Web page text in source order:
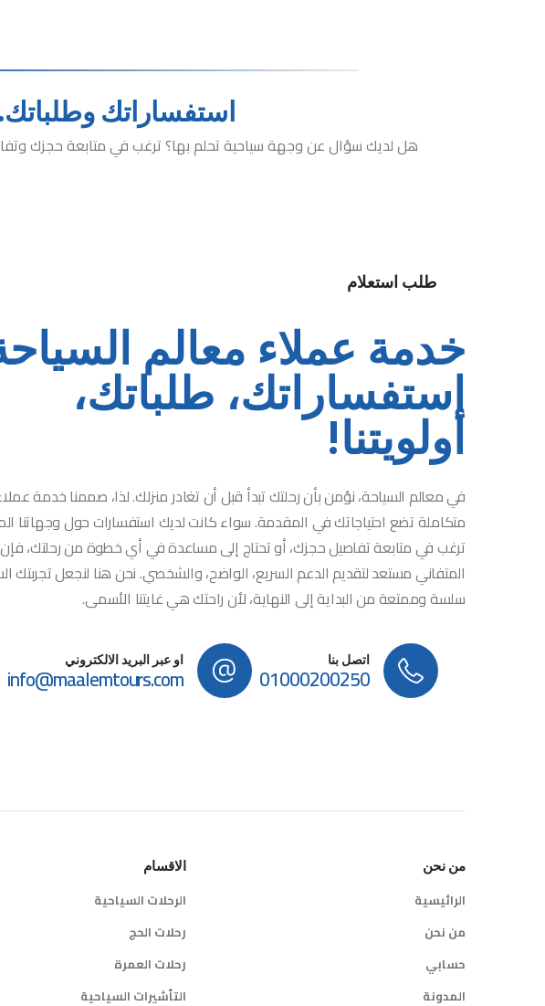
استفساراتك
هل لديك سؤال عن وجهة سياحية تحلم بها؟ ترغب في متابعة حجزك
طلب استعلام
خدمة عملاء معالم
استفساراتك، طلباتك،
أولويتنا!
في معالم السياحة، نؤمن بأن رحلتك تبدأ قبل أن تغادر منزلك. لذا، صممنا خدمة
متكاملة تضع احتياجاتك في المقدمة. سواء كانت لديك استفسارات حول وجهاتنا
ترغب في متابعة تفاصيل حجزك، أو تحتاج إلى مساعدة في أي خطوة من رحلتك، فإن
المتفاني مستعد لتقديم الدعم السريع، الواضح، والشخصي. نحن هنا لنجعل تجربتك
سلسة وممتعة من البداية إلى النهاية، لأن راحتك هي غايتنا الأسمى.
اتصل بنا
01000200250
او عبر البريد الالكتروني
info@maalemtours.com
من نحن
الرائيسية
من نحن
حسابي
المدونة
الاقسام
الرحلات السياحية
رحلات الحج
رحلات العمرة
التأشيرات السياحية